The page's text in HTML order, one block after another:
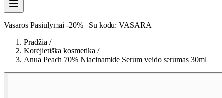
Vasaros Pasiūlymai -20% | Su kodu: VASARA
Pradžia /
Korėjietiška kosmetika /
Anua Peach 70% Niacinamide Serum veido serumas 30ml